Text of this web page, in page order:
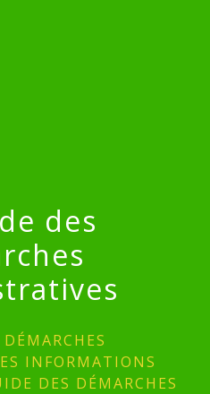
des
DÉMARCHES
INFORMATIONS
DES DÉMARCHES